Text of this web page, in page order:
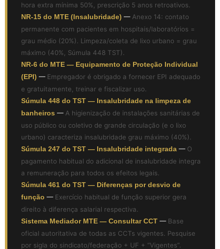
hora extra mínima 50%, prescrição 5 anos retroativos.
NR-15 do MTE (Insalubridade) — Anexo 14: contato
permanente com pacientes em hospitais/laboratórios =
grau médio (20%). Limpeza/coleta de lixo urbano = grau
máximo (40%, Súmula 448 TST).
NR-6 do MTE — Equipamento de Proteção Individual
(EPI) — Empregador é obrigado a fornecer EPI adequado
e gratuitamente, treinar e fiscalizar uso.
Súmula 448 do TST — Insalubridade na limpeza de
banheiros — A higienização de instalações sanitárias de
uso público ou coletivo de grande circulação (e o lixo
urbano) caracteriza insalubridade grau máximo (40%).
Súmula 247 do TST — Insalubridade integrada — O
pagamento habitual do adicional de insalubridade integra
a remuneração para todos os efeitos legais.
Súmula 461 do TST — Diferenças por desvio de
função — Exercício habitual de função superior gera
direito à diferença salarial respectiva.
Sistema Mediador MTE — Consultar CCT — Base
oficial autoritativa de todas as CCTs vigentes. Pesquise
por sigla do sindicato/federação + UF + “Vigentes”.